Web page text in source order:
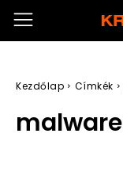
Kezdőlap Címkék
malware